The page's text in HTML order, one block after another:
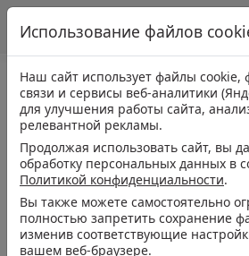
Использование файлов
Наш сайт использует файлы cookie,
связи и сервисы веб-аналитики
для улучшения работы сайта,
релевантной рекламы.
Продолжая использовать сайт, вы
обработку персональных данных в
Политикой конфиденциальности.
Вы также можете самостоятельно
полностью запретить сохранение
изменив соответствующие
вашем веб-браузере.